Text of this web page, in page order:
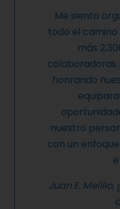
Me siento
todo el
más
colaboradoras
honrando
nuestro
con un
Juan E.